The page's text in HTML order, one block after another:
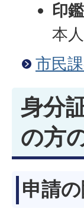
印
本
市民
身分
の方
申請